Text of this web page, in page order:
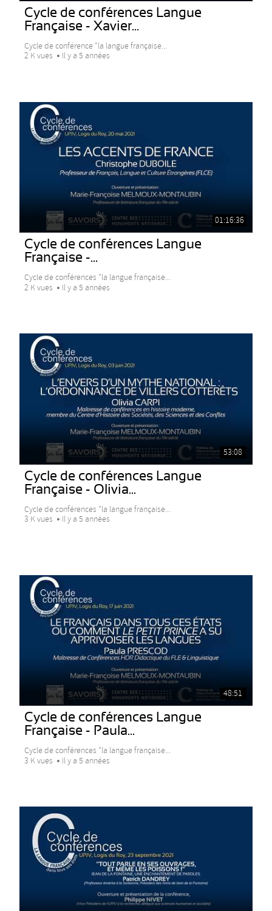
Cycle de conférences Langue
Française - Xavier...
Cycle de conférence "la langue française...
2 K vues
Il y a 5 années
01:16:36
Cycle de conférences Langue
Française -...
Cycle de conférences "la langue française...
2 K vues
Il y a 5 années
53:08
Cycle de conférences Langue
Française - Olivia...
Cycle de conférences "la langue française...
3 K vues
Il y a 5 années
48:51
Cycle de conférences Langue
Française - Paula...
Cycle de conférences "la langue française...
3 K vues
Il y a 5 années